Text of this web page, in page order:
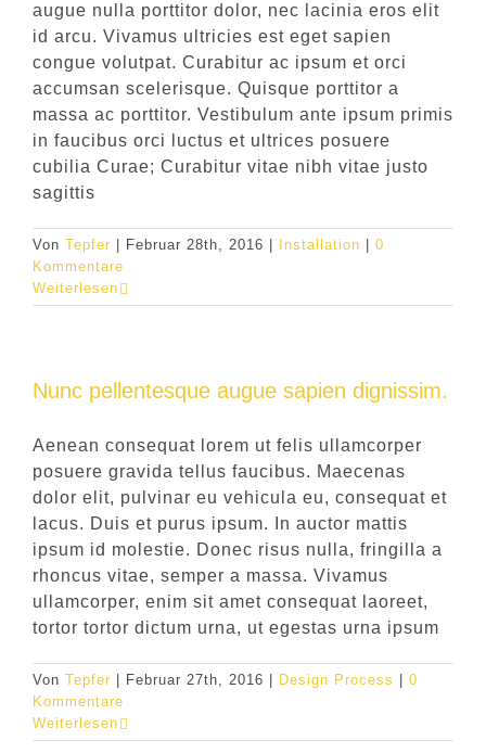
augue nulla porttitor dolor, nec lacinia eros elit
id arcu. Vivamus ultricies est eget sapien
congue volutpat. Curabitur ac ipsum et orci
accumsan scelerisque. Quisque porttitor a
massa ac porttitor. Vestibulum ante ipsum primis
in faucibus orci luctus et ultrices posuere
cubilia Curae; Curabitur vitae nibh vitae justo
sagittis
Von Tepfer Februar 28th, 2016 Installation
0
Kommentare
Weiterlesen
Nunc pellentesque augue sapien dignissim.
Aenean consequat lorem ut felis ullamcorper
posuere gravida tellus faucibus. Maecenas
dolor elit, pulvinar eu vehicula eu, consequat et
lacus. Duis et purus ipsum. In auctor mattis
ipsum id molestie. Donec risus nulla, fringilla a
rhoncus vitae, semper a massa. Vivamus
ullamcorper, enim sit amet consequat laoreet,
tortor tortor dictum urna, ut egestas urna ipsum
Von Tepfer Februar 27th, 2016 Design Process
0
Kommentare
Weiterlesen